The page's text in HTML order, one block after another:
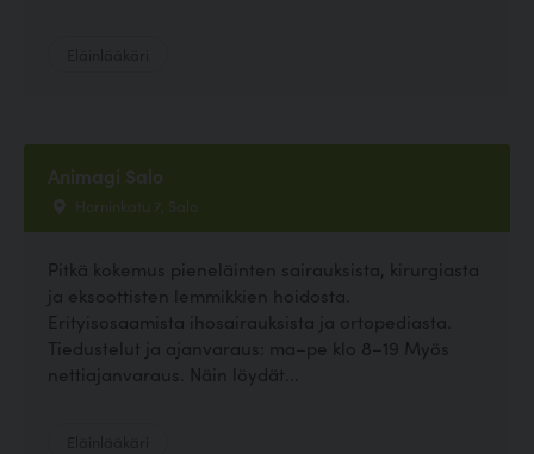
Animagi Salo
Horninkatu 7, Salo
Pitkä kokemus pieneläinten sairauksista, kirurgiasta
ja eksoottisten lemmikkien hoidosta.
Erityisosaamista ihosairauksista ja ortopediasta.
Tiedustelut ja ajanvaraus: ma–pe klo 8–19 Myös
nettiajanvaraus. Näin löydät...